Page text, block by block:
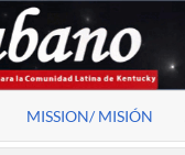
MISSION/ MISIÓN